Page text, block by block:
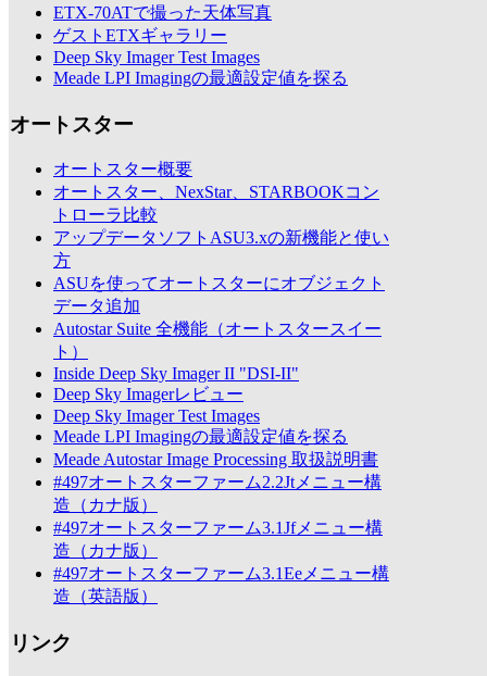
ETX-70ATで撮った天体写真
ゲストETXギャラリー
Deep Sky Imager Test Images
Meade LPI Imagingの最適設定値を探る
オートスター
オートスター概要
オートスター、NexStar、STARBOOKコン
トローラ比較
アップデータソフトASU3.xの新機能と使い
方
ASUを使ってオートスターにオブジェクト
データ追加
Autostar Suite 全機能（オートスタースイー
ト）
Inside Deep Sky Imager II "DSI-II"
Deep Sky Imagerレビュー
Deep Sky Imager Test Images
Meade LPI Imagingの最適設定値を探る
Meade Autostar Image Processing 取扱説明書
#497オートスターファーム2.2Jtメニュー構
造（カナ版）
#497オートスターファーム3.1Jfメニュー構
造（カナ版）
#497オートスターファーム3.1Eeメニュー構
造（英語版）
リンク